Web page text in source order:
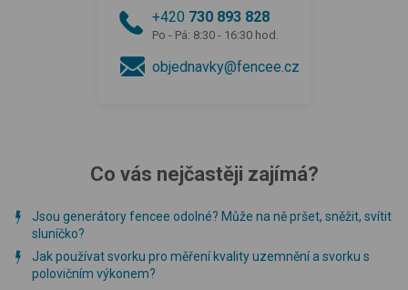
+420 730 893 828
Po - Pá: 8:30 - 16:30 hod.
objednavky@fencee.cz
Co vás nejčastěji zajímá?
Jsou generátory fencee odolné? Může na ně pršet, sněžit, svítit
sluníčko?
Jak používat svorku pro měření kvality uzemnění a svorku s
polovičním výkonem?